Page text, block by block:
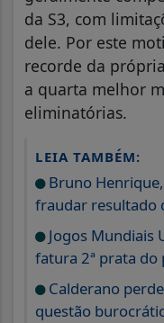
da S3, com
dele. Por este
recorde da
a quarta melhor
eliminatórias.
LEIA TAMBÉM:
Bruno
fraudar resultado
Jogos Mundiais
fatura 2ª prata do
Calderano
questão